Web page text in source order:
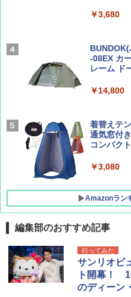
AIRLINE
集】ボー
￥1,760
A26 地球
ァキア
ーティン
簡単設置
ュ(BC仕
￥9,990
[キャンパ
広げるだ
イド ブラ
ATCW-
￥3,680
-08EX カ
レーム ド
￥14,800
着替えテ
通気窓付
コンパク
￥3,080
Amazonラン
編集部のおすすめ記事
行ってみた
サンリオピ
ト開幕！
のディーン